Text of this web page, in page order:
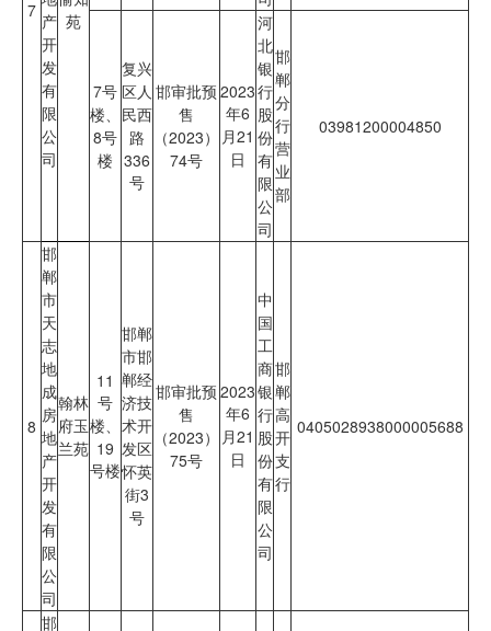
7 产
开
发
有
限
公
司
苑
7号
楼、
8号
楼
复兴
区人
民西
路
336
号
邯审批预
售
（2023）
74号
2023
年6
月21
日
河
北
银
行
股
份
有
限
公
司
邯
郸
分
行
营
业
部
03981200004850
8
邯
郸
市
天
志
地
成
房
地
产
开
发
有
限
公
司
翰林
府玉
兰苑
11
号
楼、
19
号楼
邯郸
市邯
郸经
济技
术开
发区
怀英
街3
号
邯审批预
售
（2023）
75号
2023
年6
月21
日
中
国
工
商
银
行
股
份
有
限
公
司
邯
郸
高
开
支
行
0405028938000005688
邯